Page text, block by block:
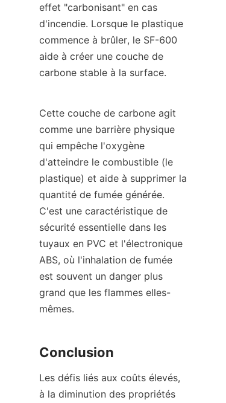
effet "carbonisant" en cas
d'incendie. Lorsque le plastique
commence à brûler, le SF-600
aide à créer une couche de
carbone stable à la surface.
Cette couche de carbone agit
comme une barrière physique
qui empêche l'oxygène
d'atteindre le combustible (le
plastique) et aide à supprimer la
quantité de fumée générée.
C'est une caractéristique de
sécurité essentielle dans les
tuyaux en PVC et l'électronique
ABS, où l'inhalation de fumée
est souvent un danger plus
grand que les flammes elles-
mêmes.
Conclusion
Les défis liés aux coûts élevés,
à la diminution des propriétés